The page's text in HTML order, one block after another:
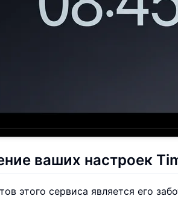
ваших настроек
этого сервиса является его